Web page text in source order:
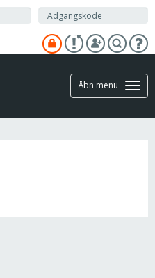
Åbn menu